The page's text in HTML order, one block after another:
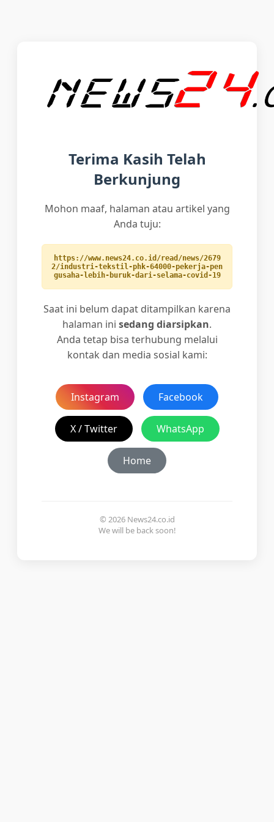
Terima Kasih Telah
Berkunjung
Mohon maaf, halaman atau artikel yang
Anda tuju:
https://www.news24.co.id/read/news/2679
2/industri-tekstil-phk-64000-pekerja-pen
gusaha-lebih-buruk-dari-selama-covid-19
Saat ini belum dapat ditampilkan karena
halaman ini sedang diarsipkan.
Anda tetap bisa terhubung melalui
kontak dan media sosial kami:
Instagram Facebook
X / Twitter WhatsApp
Home
© 2026 News24.co.id
We will be back soon!